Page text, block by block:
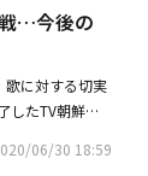
出演してトロ
いるが、再び
Mnetのサバイ
」「Shoot Ou
した。韓国で
シングル、3枚
ム「ALL ABO
」でデビュ
いことがあ
国防の義務を
そして知人たち
僕も心も体も
…今後の
歌に対する切実
したTV朝鮮
クを持っている
06/30 18:59